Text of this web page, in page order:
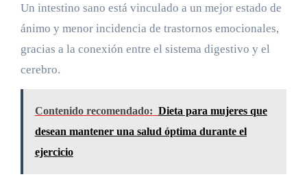
Un intestino sano está vinculado a un mejor estado de
ánimo y menor incidencia de trastornos emocionales,
gracias a la conexión entre el sistema digestivo y el
cerebro.
Contenido recomendado: Dieta para mujeres que
desean mantener una salud óptima durante el
ejercicio